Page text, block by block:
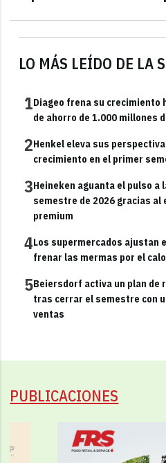
LO MÁS LEÍDO DE LA
1Diageo frena su crecimiento
de ahorro de 1.000 millones
2Henkel eleva sus
crecimiento en el primer
3Heineken aguanta el pulso a
semestre de 2026 gracias al
premium
4Los supermercados ajustan
frenar las mermas por el
5Beiersdorf activa un plan de
tras cerrar el semestre con
ventas
PUBLICACIONES